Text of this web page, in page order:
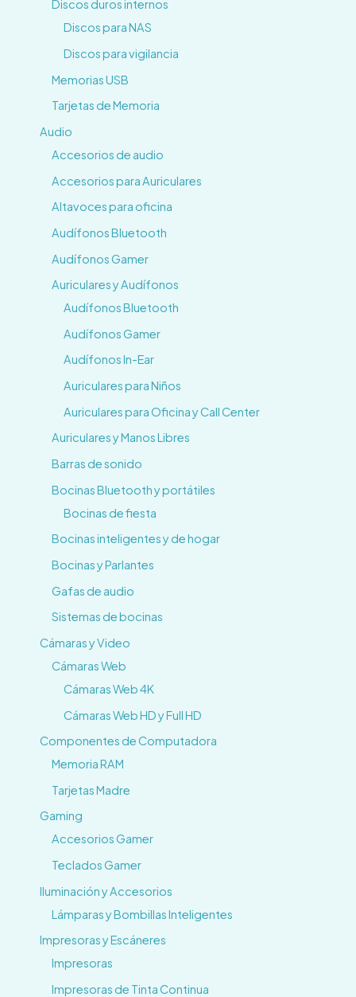
Discos duros internos
Discos para NAS
Discos para vigilancia
Memorias USB
Tarjetas de Memoria
Audio
Accesorios de audio
Accesorios para Auriculares
Altavoces para oficina
Audífonos Bluetooth
Audífonos Gamer
Auriculares y Audífonos
Audífonos Bluetooth
Audífonos Gamer
Audífonos In-Ear
Auriculares para Niños
Auriculares para Oficina y Call Center
Auriculares y Manos Libres
Barras de sonido
Bocinas Bluetooth y portátiles
Bocinas de fiesta
Bocinas inteligentes y de hogar
Bocinas y Parlantes
Gafas de audio
Sistemas de bocinas
Cámaras y Video
Cámaras Web
Cámaras Web 4K
Cámaras Web HD y Full HD
Componentes de Computadora
Memoria RAM
Tarjetas Madre
Gaming
Accesorios Gamer
Teclados Gamer
Iluminación y Accesorios
Lámparas y Bombillas Inteligentes
Impresoras y Escáneres
Impresoras
Impresoras de Tinta Continua